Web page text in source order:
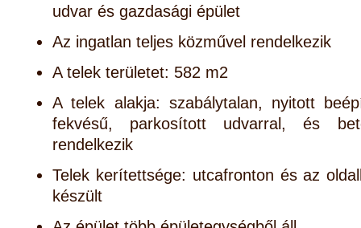
udvar és gazdasági épület
Az ingatlan teljes közművel rendelkezik
A telek területet: 582 m2
A telek alakja: szabálytalan, nyitott
fekvésű, parkosított udvarral, és
rendelkezik
Telek kerítettsége: utcafronton és az
készült